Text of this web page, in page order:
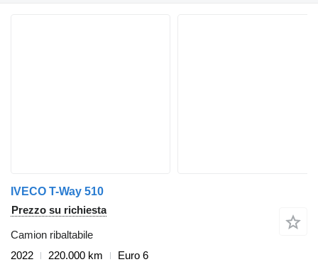
IVECO T-Way 510
Prezzo su richiesta
Camion ribaltabile
2022
220.000 km Euro 6